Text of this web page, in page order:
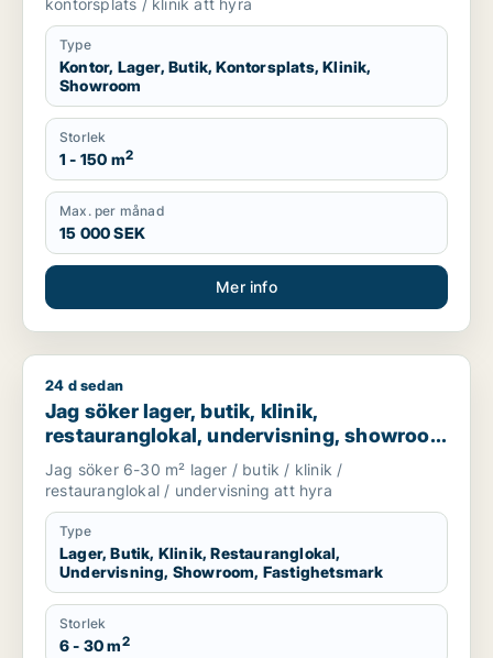
kontorsplats / klinik att hyra
Type
Kontor, Lager, Butik, Kontorsplats, Klinik,
Showroom
Storlek
1 - 150 m2
Max. per månad
15 000 SEK
Mer info
Jag söker lager, butik, klinik, restauranglokal,
24 d sedan
Jag söker lager, butik, klinik,
restauranglokal, undervisning, showroom
eller fastighetsmark för uthyrning i
Lundby, Göteborg eller Askim-Frölunda-
Högsbo m.fl.
Jag söker 6-30 m² lager / butik / klinik /
restauranglokal / undervisning att hyra
Type
Lager, Butik, Klinik, Restauranglokal,
Undervisning, Showroom, Fastighetsmark
Storlek
6 - 30 m2